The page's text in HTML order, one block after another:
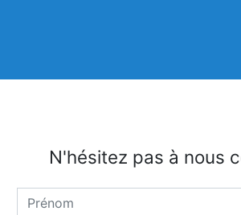
N'hésitez pas à nous